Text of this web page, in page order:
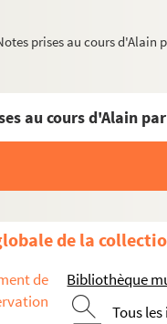
prises au cours d'Alain
au cours d'Alain
de la
de
Bibliothèque
Tous